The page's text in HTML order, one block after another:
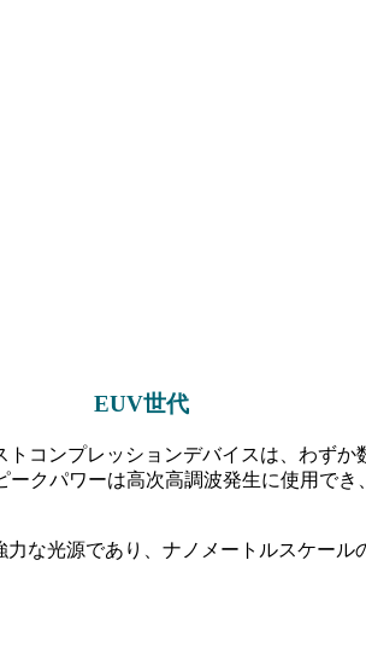
EUV世代
トコンプレッションデバイスは、わず
ークパワーは高次高調波発生に使用でき
な光源であり、ナノメートルスケール